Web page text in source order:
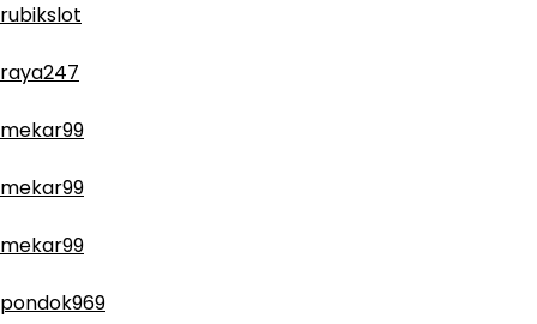
rubikslot
raya247
mekar99
mekar99
mekar99
pondok969